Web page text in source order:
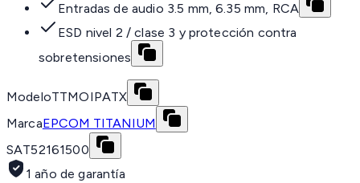
Entradas de audio 3.5 mm, 6.35 mm, RCA
ESD nivel 2 / clase 3 y protección contra
sobretensiones
ModeloTTMOIPATX
MarcaEPCOM TITANIUM
SAT52161500
1 año de garantía